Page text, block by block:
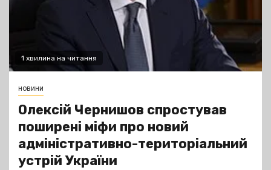
1 хвилина на читання
новини
Олексій Чернишов спростував
поширені міфи про новий
адміністративно-територіальний
устрій України